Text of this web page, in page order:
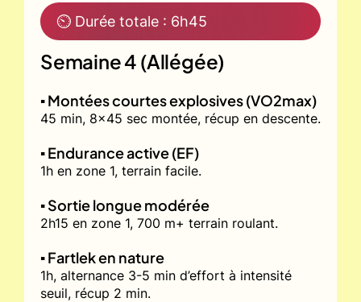
⏲ Durée totale : 6h45
Semaine 4 (Allégée)
▪️ Montées courtes explosives (VO2max)
45 min, 8x45 sec montée, récup en descente.
▪️ Endurance active (EF)
1h en zone 1, terrain facile.
▪️ Sortie longue modérée
2h15 en zone 1, 700 m+ terrain roulant.
▪️ Fartlek en nature
1h, alternance 3-5 min d’effort à intensité
seuil, récup 2 min.